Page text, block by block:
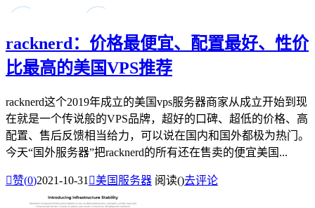
racknerd：价格最便宜、配置最好、性价
比最高的美国VPS推荐
racknerd这个2019年成立的美国vps服务器商家从成立开始到现
在就是一个传说般的VPS品牌，超好的口碑、超低的价格、高
配置、售后反馈相当给力，可以说在国内和国外都极为热门。
今天“国外服务器”把racknerd的所有还在售卖的便宜美国...
赞(0)2021-10-31 美国服务器 阅读()去评论